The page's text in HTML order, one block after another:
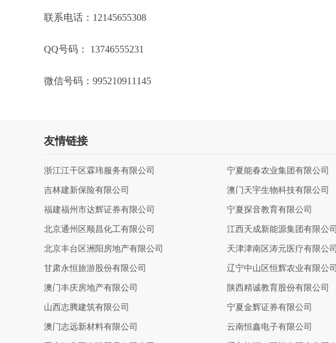
联系电话：12145655308
QQ号码： 13746555231
微信号码：995210911145
友情链接
浙江江干区霖玮服务有限公司 宁夏能春农业集团有限公司
吉林建新保险有限公司 澳门天宇生物科技有限公司
福建福州市达辉证券有限公司 宁夏探音教育有限公司
北京通州区顺昌化工有限公司 江西天成新能源集团有限公司
北京丰台区洲阳房地产有限公司 天津津南区涛元医疗有限公司
甘肃永恒旅游股份有限公司 辽宁中山区恒辉农业有限公司
澳门丰庆房地产有限公司 陕西精诚教育股份有限公司
山西志腾建筑有限公司 宁夏金辉证券有限公司
澳门志远新材料有限公司 云南恒鑫电子有限公司